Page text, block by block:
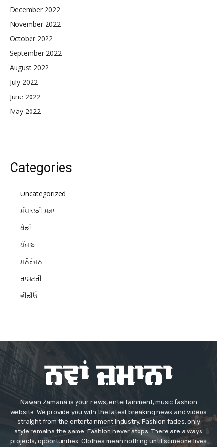
December 2022
November 2022
October 2022
September 2022
August 2022
July 2022
June 2022
May 2022
Categories
Uncategorized
ਸੰਪਾਦਕੀ ਸਫ਼ਾ
ਖੇਡਾਂ
ਪੰਜਾਬ
ਮਨੋਰੰਜਨ
ਰਾਸ਼ਟਰੀ
ਵੀਡੀਓ
Nawan Zamana is your news, entertainment, music fashion
website. We provide you with the latest breaking news and videos
straight from the entertainment industry. Fashion fades, only
style remains the same. Fashion never stops. There are always
projects, opportunities. Clothes mean nothing until someone lives